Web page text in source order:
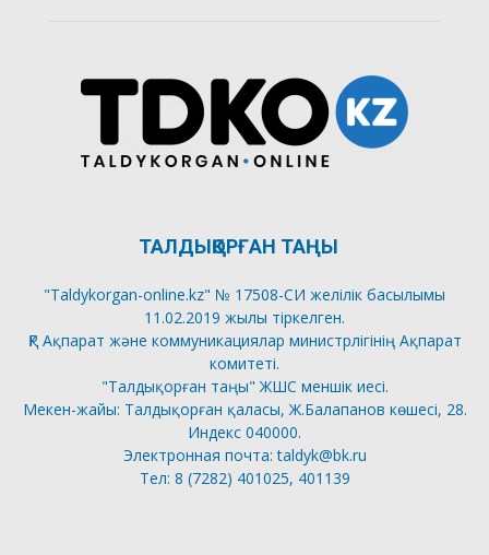
ТАЛДЫҚОРҒАН ТАҢЫ
"Taldykorgan-online.kz" № 17508-СИ желілік басылымы
11.02.2019 жылы тіркелген.
ҚР Ақпарат және коммуникациялар министрлігінің Ақпарат
комитеті.
"Талдықорған таңы" ЖШС меншік иесі.
Мекен-жайы: Талдықорған қаласы, Ж.Балапанов көшесі, 28.
Индекс 040000.
Электронная почта: taldyk@bk.ru
Тел: 8 (7282) 401025, 401139